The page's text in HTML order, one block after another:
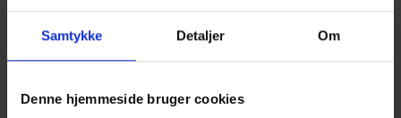
Samtykke Detaljer Om
Denne hjemmeside bruger cookies
eller afslapning i
naturen. Fra
vildmarksmad over
til stand-up-paddle,